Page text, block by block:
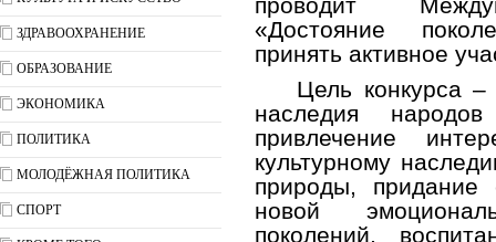
ЗДРАВООХРАНЕНИЕ
ОБРАЗОВАНИЕ
ЭКОНОМИКА
ПОЛИТИКА
МОЛОДЁЖНАЯ ПОЛИТИКА
СПОРТ
«Достояние
принять активное
Цель конкурса –
наследия
привлечение
культурному
природы, придание
новой
поколений,